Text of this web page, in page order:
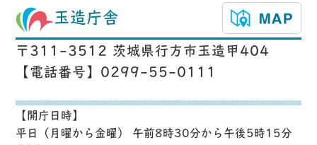
玉造庁舎
〒311-3512 茨城県行方市玉造甲404
【電話番号】0299-55-0111
【開庁日時】
平日（月曜から金曜） 午前8時30分から午後5時15分